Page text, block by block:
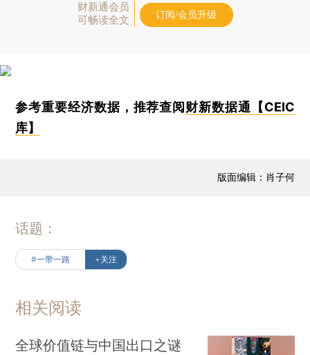
财新通会员
可畅读全文
订阅/会员升级
参考重要经济数据，推荐查阅财新数据通【CEIC
库】
版面编辑：肖子何
话题：
#一带一路 +关注
相关阅读
全球价值链与中国出口之谜